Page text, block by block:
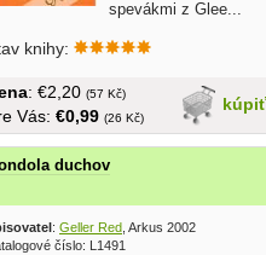
spevákmi z Glee...
knihy:
kúpiť
: €2,20 (57 Kč)
Vás: €0,99 (26 Kč)
duchov
: Geller Red , Arkus 2002
číslo: L1491